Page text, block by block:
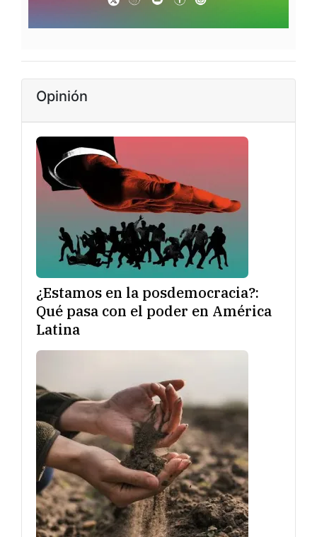
Opinión
¿Estamos en la posdemocracia?:
Qué pasa con el poder en América
Latina